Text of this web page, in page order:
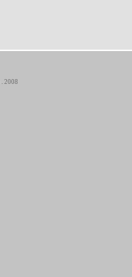
. 2008